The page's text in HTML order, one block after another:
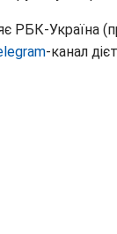
РБК-Україна
-канал